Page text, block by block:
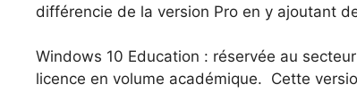
différencie de la version Pro en y ajoutant
Windows 10 Education : réservée au
licence en volume académique. Cette